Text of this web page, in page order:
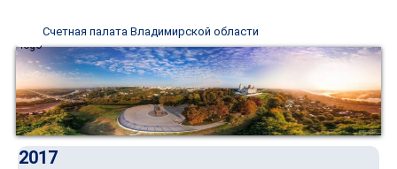
Счетная палата Владимирской области
2017